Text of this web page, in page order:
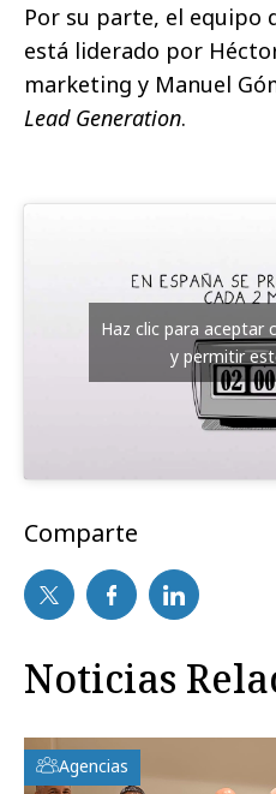
Por su parte, el equipo
está liderado por
marketing y Manuel
Lead Generation.
Haz clic para aceptar
y permitir
Comparte
Noticias
Agencias